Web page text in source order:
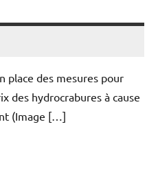
place des mesures pour
des hydrocrabures à cause
(Image […]